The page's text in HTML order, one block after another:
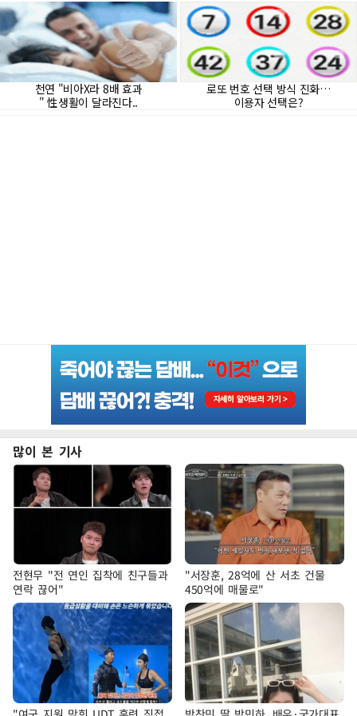
많이 본 기사
전현무 "전 연인 집착에 친구들과
연락 끊어"
"서장훈, 28억에 산 서초 건물
450억에 매물로"